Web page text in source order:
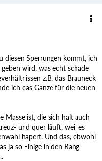
diesen Sperrungen kommt, ich
wird, was echt schade
z.B. das Brauneck
ich das Ganze für die neuen
Masse ist, die sich halt auch
und quer läuft, weil es
hapert. Und das, obwohl
ja so Einige in den Rang